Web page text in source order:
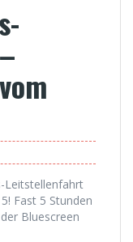
Leitstellenfahrt
Fast 5 Stunden
Bluescreen